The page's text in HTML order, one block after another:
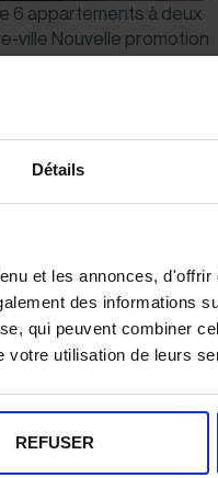
Détails
et les annonces,
des informations
qui peuvent combiner
votre utilisation de leurs
REFUSER
6 appartements à deux
ville Nouvelle promotion
idéalement située
Immobilière à
les-Bains
de la Plaine 9